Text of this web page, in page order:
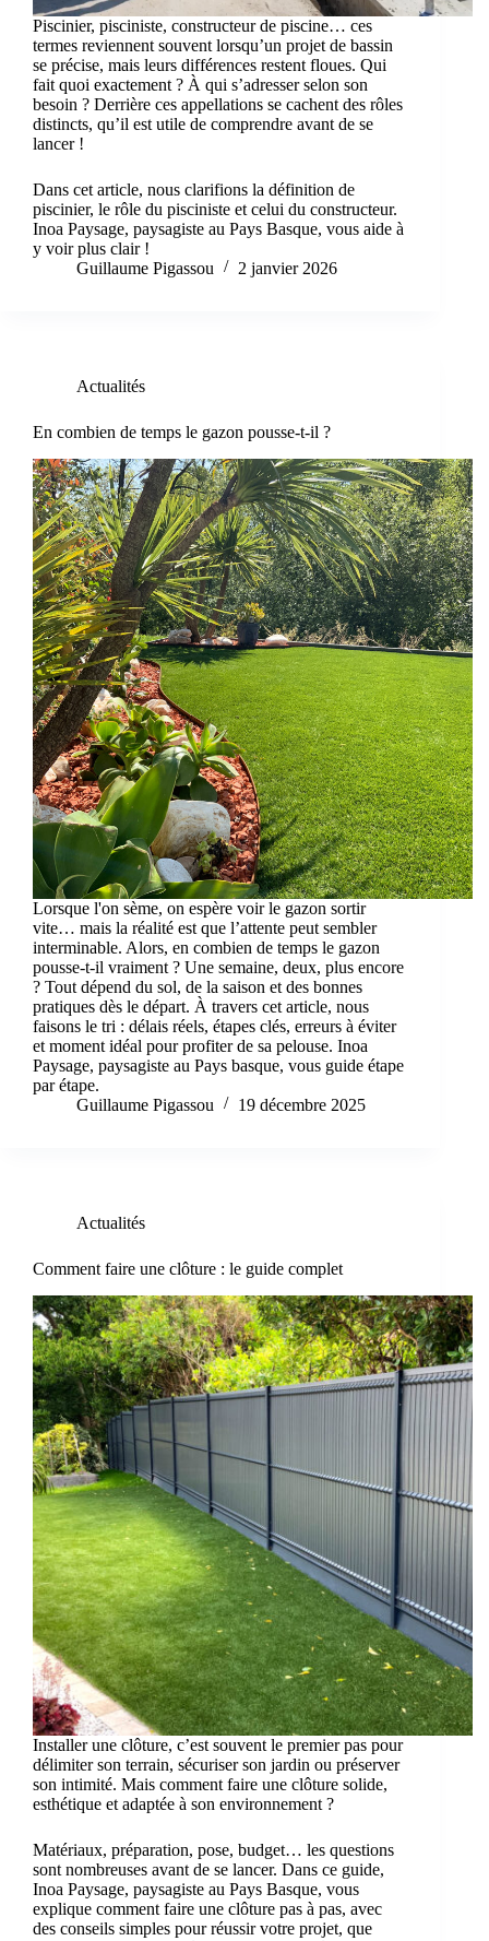
Piscinier, pisciniste, constructeur de piscine… ces
termes reviennent souvent lorsqu’un projet de bassin
se précise, mais leurs différences restent floues. Qui
fait quoi exactement ? À qui s’adresser selon son
besoin ? Derrière ces appellations se cachent des rôles
distincts, qu’il est utile de comprendre avant de se
lancer !
Dans cet article, nous clarifions la définition de
piscinier, le rôle du pisciniste et celui du constructeur.
Inoa Paysage, paysagiste au Pays Basque, vous aide à
y voir plus clair !
Guillaume Pigassou
2 janvier 2026
Actualités
En combien de temps le gazon pousse-t-il ?
Lorsque l'on sème, on espère voir le gazon sortir
vite… mais la réalité est que l’attente peut sembler
interminable. Alors, en combien de temps le gazon
pousse-t-il vraiment ? Une semaine, deux, plus encore
? Tout dépend du sol, de la saison et des bonnes
pratiques dès le départ. À travers cet article, nous
faisons le tri : délais réels, étapes clés, erreurs à éviter
et moment idéal pour profiter de sa pelouse. Inoa
Paysage, paysagiste au Pays basque, vous guide étape
par étape.
Guillaume Pigassou
19 décembre 2025
Actualités
Comment faire une clôture : le guide complet
Installer une clôture, c’est souvent le premier pas pour
délimiter son terrain, sécuriser son jardin ou préserver
son intimité. Mais comment faire une clôture solide,
esthétique et adaptée à son environnement ?
Matériaux, préparation, pose, budget… les questions
sont nombreuses avant de se lancer. Dans ce guide,
Inoa Paysage, paysagiste au Pays Basque, vous
explique comment faire une clôture pas à pas, avec
des conseils simples pour réussir votre projet, que